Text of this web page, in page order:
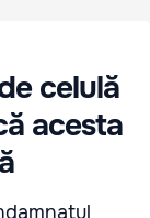
celulă
acesta